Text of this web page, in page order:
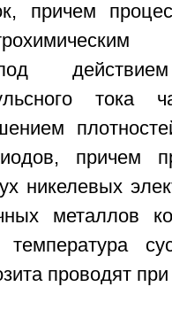
причем
действием
причем
никелевых
металлов
проводят